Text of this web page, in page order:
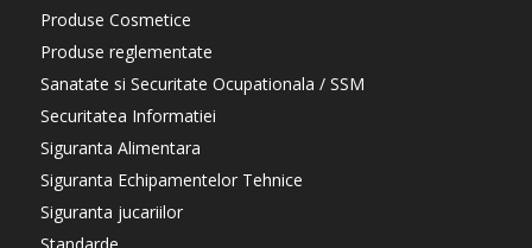
Produse Cosmetice
Produse reglementate
Sanatate si Securitate Ocupationala / SSM
Securitatea Informatiei
Siguranta Alimentara
Siguranta Echipamentelor Tehnice
Siguranta jucariilor